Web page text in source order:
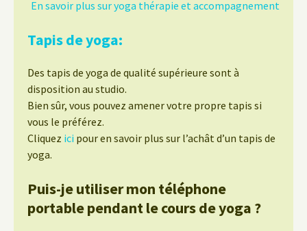
En savoir plus sur yoga thérapie et accompagnement
Tapis de yoga:
Des tapis de yoga de qualité supérieure sont à
disposition au studio.
Bien sûr, vous pouvez amener votre propre tapis si
vous le préférez.
Cliquez ici pour en savoir plus sur l’achât d’un tapis de
yoga.
Puis-je utiliser mon téléphone
portable pendant le cours de yoga ?